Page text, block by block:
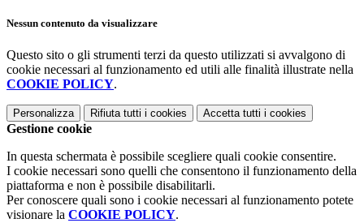
Nessun contenuto da visualizzare
Questo sito o gli strumenti terzi da questo utilizzati si avvalgono di
cookie necessari al funzionamento ed utili alle finalità illustrate nella
COOKIE POLICY.
Personalizza Rifiuta tutti i cookies Accetta tutti i cookies
Gestione cookie
In questa schermata è possibile scegliere quali cookie consentire.
I cookie necessari sono quelli che consentono il funzionamento della
piattaforma e non è possibile disabilitarli.
Per conoscere quali sono i cookie necessari al funzionamento potete
visionare la COOKIE POLICY.